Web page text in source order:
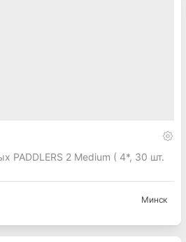
PADDLERS 2 Medium ( 4*, 30 шт.
Минск